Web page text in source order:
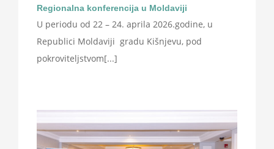
Regionalna konferencija u Moldaviji
U periodu od 22 – 24. aprila 2026.godine, u
Republici Moldaviji gradu Kišnjevu, pod
pokroviteljstvom[...]